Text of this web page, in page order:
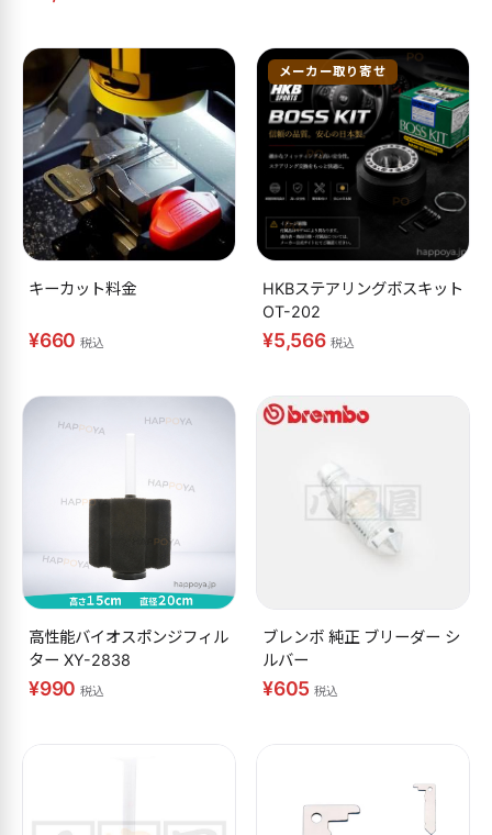
キーカット料金
¥660税込
メーカー取り寄せ
HKBステアリングボスキット
OT-202
¥5,566 税込
高性能バイオスポンジフィル
ター XY-2838
¥990税込
ブレンボ 純正 ブリーダー シ
ルバー
¥605税込